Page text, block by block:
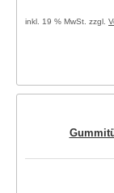
inkl. 19 % MwSt. zzgl.